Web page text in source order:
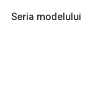
Seria modelului